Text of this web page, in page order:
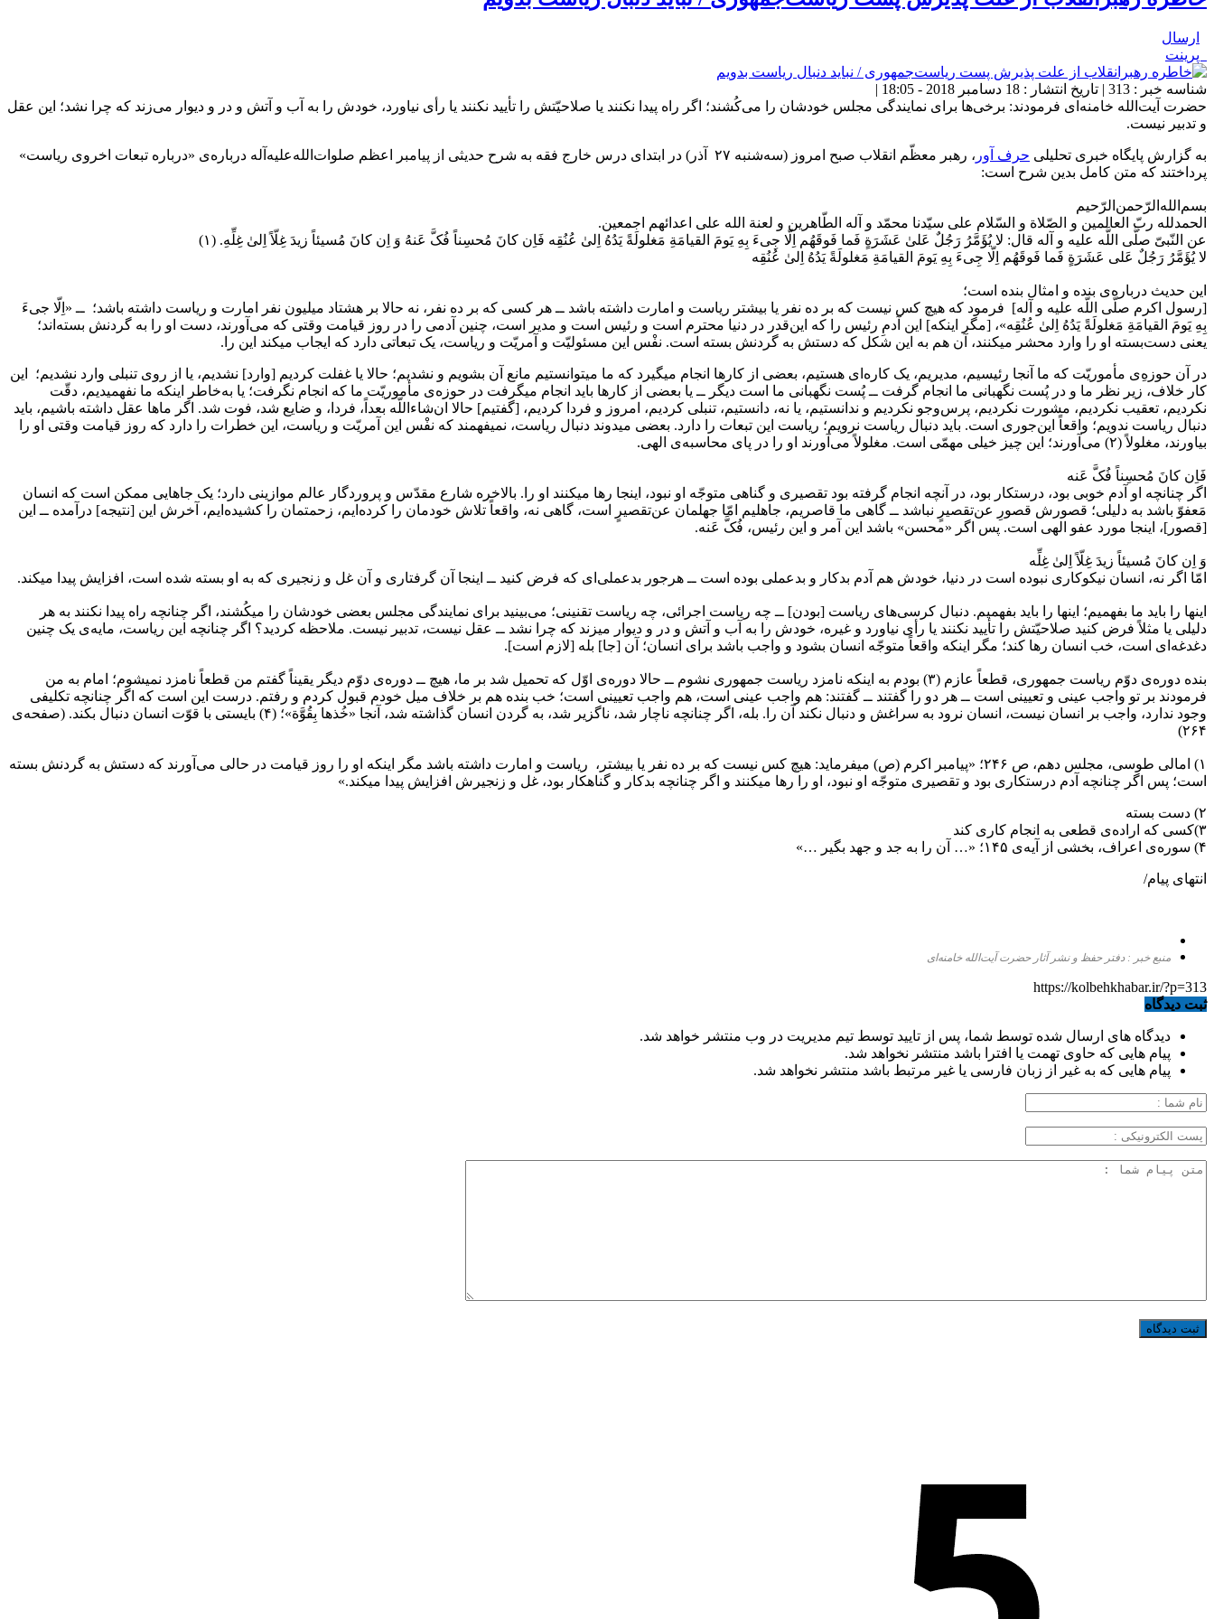
ارسال
پرینت
شناسه خبر : 313 | تاریخ انتشار : 18 دسامبر 2018 - 18:05 |
حضرت آیت‌الله خامنه‌ای فرمودند: برخی‌ها برای نمایندگی مجلس خودشان را می‌کُشند؛ اگر راه پیدا نکنند یا صلاحیّتش را تأیید نکنند یا رأی نیاورد، خودش را به آب و آتش و در و دیوار می‌زند که چرا نشد؛ این عقل
و تدبیر نیست.
به گزارش پایگاه خبری تحلیلی حرف آور
، رهبر معظّم انقلاب صبح امروز (سه‌شنبه ۲۷ آذر) در ابتدای درس خارج فقه به شرح حدیثی از پیامبر اعظم صلوات‌الله‌علیه‌آله درباره‌ی «درباره تبعات اخروی ریاست»
پرداختند که متن کامل بدین شرح است:
بسم‌الله‌الرّحمن‌الرّحیم
الحمدلله ربّ العالمین و الصّلاة و السّلام علی سیّدنا محمّد و آله الطّاهرین و لعنة الله علی اعدائهم اجمعین.
عن النّبیّ صلَّى ‌اللَّه علیه و آله قال: لا یُؤَمَّرُ رَجُلٌ عَلىٰ عَشَرَةٍ فَما فَوقَهُم‌ اِلّا جِی‌ءَ بِهِ یَومَ القیامَةِ مَغلولَةً یَدُهُ اِلىٰ عُنُقِه فَاِن کانَ مُحسِناً فُکَّ عَنهُ وَ اِن کانَ مُسیئاً زیدَ غِلّاً اِلىٰ غِلِّهِ. (۱)
لا یُؤَمَّرُ رَجُلٌ عَلى عَشَرَةٍ فَما فَوقَهُم‌ اِلّا جِی‌ءَ بِهِ یَومَ القیامَةِ مَغلولَةً یَدُهُ اِلىٰ عُنُقِه
این حدیث درباره‌ی بنده و امثال بنده است؛
[رسول اکرم صلّی اللّه علیه و آله] فرمود که هیچ کس نیست که بر ده نفر یا بیشتر ریاست و امارت داشته باشد ــ هر کسی که بر ده نفر، نه حالا بر هشتاد میلیون نفر امارت و ریاست داشته باشد؛ ــ «اِلّا جی‌ءَ
بِهِ یَومَ القیامَةِ مَغلولَةً یَدُهُ اِلىٰ عُنُقِه‌»، [مگر اینکه] این آدمِ رئیس را که این‌قدر در دنیا محترم است و رئیس است و مدیر است، ‌چنین آدمی را در روز قیامت وقتی که می‌آورند، دست او را به گردنش بسته‌اند؛
یعنی دست‌بسته او را وارد محشر میکنند، آن هم به این شکل که دستش به گردنش بسته است. نفْس این مسئولیّت و آمریّت و ریاست، یک تبعاتی دارد که ایجاب میکند این را.
در آن حوزه‌ِی مأموریّت که ما آنجا رئیسیم، مدیریم، یک کاره‌ای هستیم، بعضی از کارها انجام میگیرد که ما میتوانستیم مانع آن بشویم و نشدیم؛ حالا یا غفلت کردیم [وارد] نشدیم، یا از روی تنبلی وارد نشدیم؛ این
کار خلاف، زیر نظر ما و در پُست نگهبانی ما انجام گرفت ــ پُست نگهبانی ما است دیگر ــ یا بعضی از کارها باید انجام میگرفت در حوزه‌ی مأموریّت ما که انجام نگرفت؛ یا به‌خاطر اینکه ما نفهمیدیم، دقّت
نکردیم، تعقیب نکردیم، مشورت نکردیم، پرس‌و‌جو نکردیم و ندانستیم، یا نه، دانستیم، تنبلی کردیم، امروز و فردا کردیم، [گفتیم] حالا ان‌شاءاللّه بعداً، فردا، و ضایع شد، فوت شد. اگر ماها عقل داشته باشیم، باید
دنبال ریاست ندویم؛ واقعاً این‌جوری است. باید دنبال ریاست نرویم؛ ریاست این تبعات را دارد. بعضی میدوند دنبال ریاست، نمیفهمند که نفْس این آمریّت و ریاست، این خطرات را دارد که روز قیامت وقتی او را
بیاورند، مغلولاً (۲) می‌آورند؛ این چیز خیلی مهمّی است. مغلولاً می‌آورند او را در پای محاسبه‌ی الهی.
فَاِن کانَ مُحسِناً فُکَّ عَنه
اگر چنانچه او آدم خوبی بود، درستکار بود، در آنچه انجام گرفته بود تقصیری و گناهی متوجّه او نبود، اینجا رها میکنند او را. بالاخره شارع مقدّس و پروردگار عالم موازینی دارد؛ یک جاهایی ممکن است که انسان
مَعفوّ باشد به دلیلی؛ قصورش قصورِ عن‌تقصیرٍ نباشد ــ گاهی ما قاصریم، جاهلیم امّا جهلمان عن‌تقصیرٍ است، گاهی نه، واقعاً تلاش خودمان را کرده‌ایم، زحمتمان را کشیده‌ایم، آخرش این [نتیجه] درآمده ــ این
[قصور]، اینجا مورد عفو الهی است. پس اگر «محسن» باشد این آمر و این رئیس، فُکَّ عَنه.
وَ اِن کانَ مُسیئاً زیدَ غِلّاً اِلىٰ غِلِّه
امّا اگر نه، انسان نیکوکاری نبوده است در دنیا، خودش هم آدم بدکار و بدعملی بوده است ــ هرجور بدعملی‌ای که فرض کنید ــ اینجا آن گرفتاری و آن غل و زنجیری که به او بسته شده است، افزایش پیدا میکند.
اینها را باید ما بفهمیم؛ اینها را باید بفهمیم. دنبال کرسی‌های ریاست [بودن] ــ چه ریاست اجرائی، چه ریاست تقنینی؛ می‌بینید برای نمایندگی مجلس بعضی خودشان را میکُشند، اگر چنانچه راه پیدا نکنند به هر
دلیلی یا مثلاً فرض کنید صلاحیّتش را تأیید نکنند یا رأی نیاورد و غیره، خودش را به آب و آتش و در و دیوار میزند که چرا نشد ــ عقل نیست، تدبیر نیست. ملاحظه کردید؟ اگر چنانچه این ریاست، مایه‌ی یک چنین
دغدغه‌ای است، خب انسان رها کند؛ مگر اینکه واقعاً متوجّه انسان بشود و واجب باشد برای انسان؛ آن [جا] بله [لازم است].
بنده دوره‌ی دوّم ریاست جمهوری، قطعاً عازم (۳) بودم به اینکه نامزد ریاست جمهوری نشوم ــ حالا دوره‌ی اوّل که تحمیل شد بر ما، هیچ ــ دوره‌ی دوّم دیگر یقیناً گفتم من قطعاً نامزد نمیشوم؛ امام به من
فرمودند بر تو واجب عینی و تعیینی است ــ هر دو را گفتند ــ گفتند: هم واجب عینی است، هم واجب تعیینی است؛ خب بنده هم بر خلاف میل خودم قبول کردم و رفتم. درست این است که اگر چنانچه تکلیفی
وجود ندارد، واجب بر انسان نیست، انسان نرود به سراغش و دنبال نکند آن را. بله، اگر چنانچه ناچار شد، ناگزیر شد، به گردن انسان گذاشته شد، آنجا «خُذها بِقُوَّة»؛ (۴) بایستی با قوّت انسان دنبال بکند. (صفحه‌ی
۲۶۴)
۱) امالی طوسی، مجلس دهم، ص ۲۴۶؛ «پیامبر اکرم (ص) میفرماید: هیچ کس نیست که بر ده نفر یا بیشتر، ‌ ریاست و امارت داشته باشد مگر اینکه او را روز قیامت در حالی می‌آورند که دستش به گردنش بسته
است؛ پس اگر چنانچه آدم درستکاری بود و تقصیری متوجّه او نبود، او را رها میکنند و اگر چنانچه بدکار و گناهکار بود، غل و زنجیرش افزایش پیدا میکند.»
۲) دست بسته
۳)کسی که اراده‌ی قطعی به انجام کاری کند
۴) سوره‌‌ى اعراف، بخشى از آیه‌ى ۱۴۵؛ «… آن را به جد و جهد بگیر …»
انتهای پیام/
منبع خبر : دفتر حفظ و نشر آثار حضرت آیت‌الله خامنه‌ای
https://kolbehkhabar.ir/?p=313
ثبت دیدگاه
دیدگاه های ارسال شده توسط شما، پس از تایید توسط تیم مدیریت در وب منتشر خواهد شد.
پیام هایی که حاوی تهمت یا افترا باشد منتشر نخواهد شد.
پیام هایی که به غیر از زبان فارسی یا غیر مرتبط باشد منتشر نخواهد شد.